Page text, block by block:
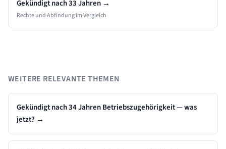
Gekündigt nach33Jahren →
Rechte und Abfindung im Vergleich
WEITERE RELEVANTE THEMEN
Gekündigt nach 34 Jahren Betriebszugehörigkeit — was
jetzt? →